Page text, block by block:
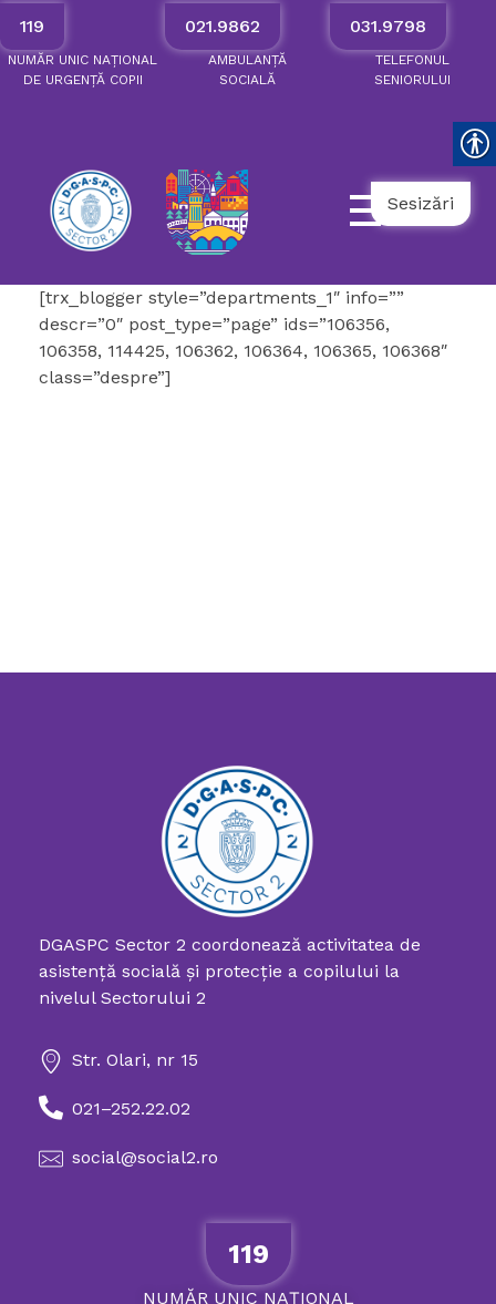
119
NUMĂR UNIC NAȚIONAL
DE URGENȚĂCOPII
021.9862
AMBULANȚĂ
SOCIALĂ
031.9798
TELEFONUL
SENIORULUI
Sesizări
[trx_blogger style=”departments_1″ info=””
descr=”0″ post_type=”page” ids=”106356,
106358, 114425, 106362, 106364, 106365, 106368″
class=”despre”]
Directia Generala de Asistenta Sociala si Protectia Copilului Sector 2
DGASPC Sector 2 coordonează activitatea de
asistenţă socială şi protecţie a copilului la
nivelul Sectorului 2
Str. Olari, nr 15
021–252.22.02
social@social2.ro
119
NUMĂRUNIC NAȚIONAL